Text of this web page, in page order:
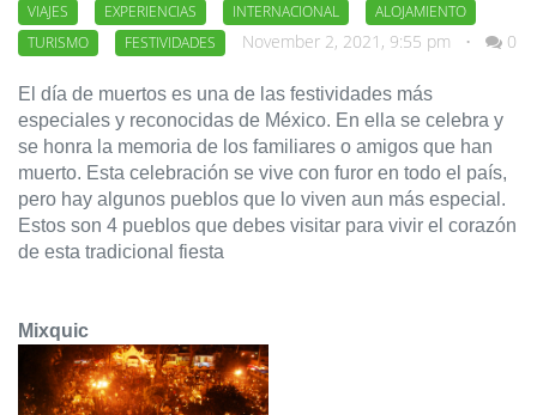
VIAJES EXPERIENCIAS INTERNACIONAL
ALOJAMIENTO
TURISMO
FESTIVIDADES November 2, 2021, 9:55 pm • 0
El día de muertos es una de las festividades más
especiales y reconocidas de México. En ella se celebra y
se honra la memoria de los familiares o amigos que han
muerto. Esta celebración se vive con furor en todo el país,
pero hay algunos pueblos que lo viven aun más especial.
Estos son 4 pueblos que debes visitar para vivir el corazón
de esta tradicional fiesta
Mixquic